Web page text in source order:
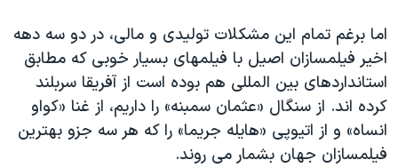
اما برغم تمام اين مشکلات توليدی و مالی، در دو سه دهه
اخير فيلمسازان اصيل با فيلمهای بسيار خوبی که مطابق
استانداردهای بين المللی هم بوده است از آفريقا سربلند
کرده اند. از سنگال «عثمان سمبنه» را داريم، از غنا «کواو
انساه» و از اتيوپی «هايله جريما» را که هر سه جزو بهترين
فيلمسازان جهان بشمار می روند.